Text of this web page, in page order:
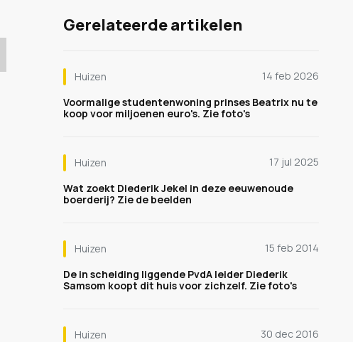
Gerelateerde artikelen
Huizen
14 feb 2026
Voormalige studentenwoning prinses Beatrix nu te
koop voor miljoenen euro's. Zie foto's
Huizen
17 jul 2025
Wat zoekt Diederik Jekel in deze eeuwenoude
boerderij? Zie de beelden
Huizen
15 feb 2014
De in scheiding liggende PvdA leider Diederik
Samsom koopt dit huis voor zichzelf. Zie foto's
Huizen
30 dec 2016